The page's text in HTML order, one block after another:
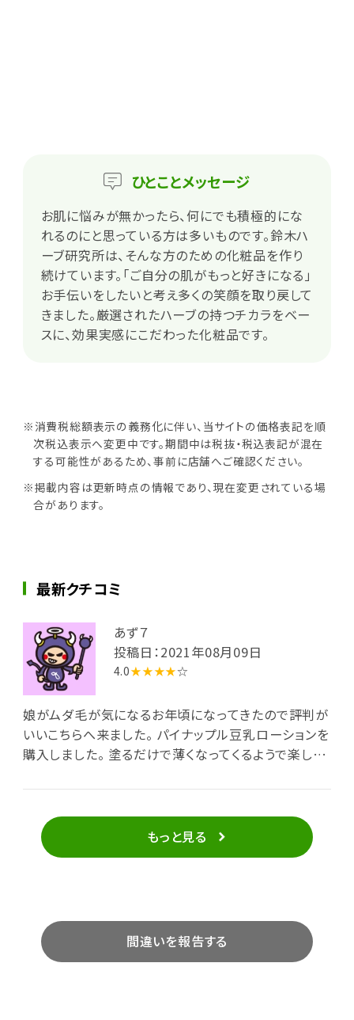
ひとことメッセージ
お肌に悩みが無かったら、何にでも積極的にな
れるのにと思っている方は多いものです。鈴木ハ
ーブ研究所は、そんな方のための化粧品を作り
続けています。「ご自分の肌がもっと好きになる」
お手伝いをしたいと考え多くの笑顔を取り戻して
きました。厳選されたハーブの持つチカラをベー
スに、効果実感にこだわった化粧品です。
※消費税総額表示の義務化に伴い、当サイトの価格表記を順
次税込表示へ変更中です。期間中は税抜・税込表記が混在
する可能性があるため、事前に店舗へご確認ください。
※掲載内容は更新時点の情報であり、現在変更されている場
合があります。
最新クチコミ
あず７
投稿日：2021年08月09日
4.0★★★★☆
娘がムダ毛が気になるお年頃になってきたので評判が
いいこちらへ来ました。 パイナップル豆乳ローションを
購入しました。 塗るだけで薄くなってくるようで楽しみ
もっと見る
間違いを報告する